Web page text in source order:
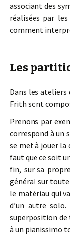
associant des
réalisées par
comment
Les
Dans les ateliers
Frith sont
Prenons par
correspond à un
se met à jouer la
faut que ce soit
fin, sur sa
général sur
le matériau qui
d’un autre
superposition de
à un pianissimo